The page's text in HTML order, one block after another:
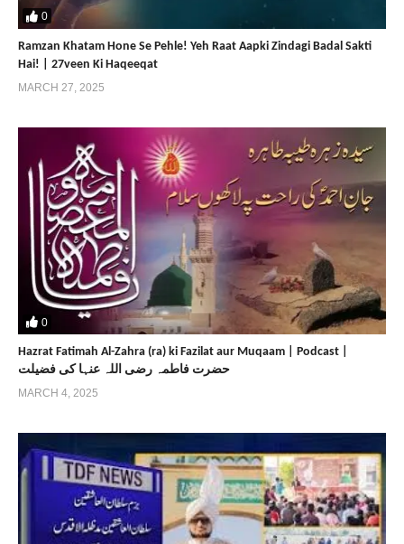
0
Ramzan Khatam Hone Se Pehle! Yeh Raat Aapki Zindagi Badal Sakti
Hai! | 27veen Ki Haqeeqat
MARCH 27, 2025
0
Hazrat Fatimah Al-Zahra (ra) ki Fazilat aur Muqaam | Podcast |
حضرت فاطمہ رضی اللہ عنہا کی فضیلت
MARCH 4, 2025